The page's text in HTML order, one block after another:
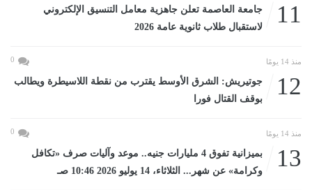
11
جامعة العاصمة تعلن جاهزية معامل التنسيق الإلكتروني
لاستقبال طلاب ثانوية عامة 2026
منذ 14 يومًا 0
12
جوتيريش: الشرق الأوسط يقترب من نقطة اللاسيطرة ويطالب
بوقف القتال فورا
منذ 14 يومًا 0
13
بميزانية تفوق 4 مليارات جنيه.. موعد وآليات صرف «تكافل
وكرامة» عن شهر... الثلاثاء، 14 يوليو 2026 10:46 صـ